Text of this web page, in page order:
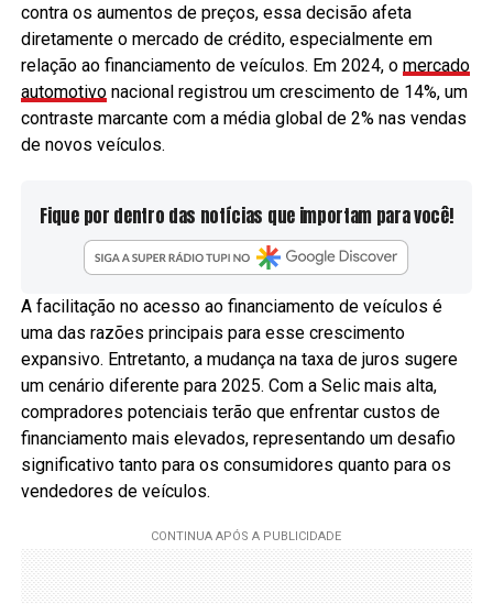
contra os aumentos de preços, essa decisão afeta
diretamente o mercado de crédito, especialmente em
relação ao financiamento de veículos. Em 2024, o mercado
automotivonacional registrou um crescimento de 14%, um
contraste marcante com a média global de 2% nas vendas
de novos veículos.
Fique por dentro das notícias que importam para você!
A facilitação no acesso ao financiamento de veículos é
uma das razões principais para esse crescimento
expansivo. Entretanto, a mudança na taxa de juros sugere
um cenário diferente para 2025. Com a Selic mais alta,
compradores potenciais terão que enfrentar custos de
financiamento mais elevados, representando um desafio
significativo tanto para os consumidores quanto para os
vendedores de veículos.